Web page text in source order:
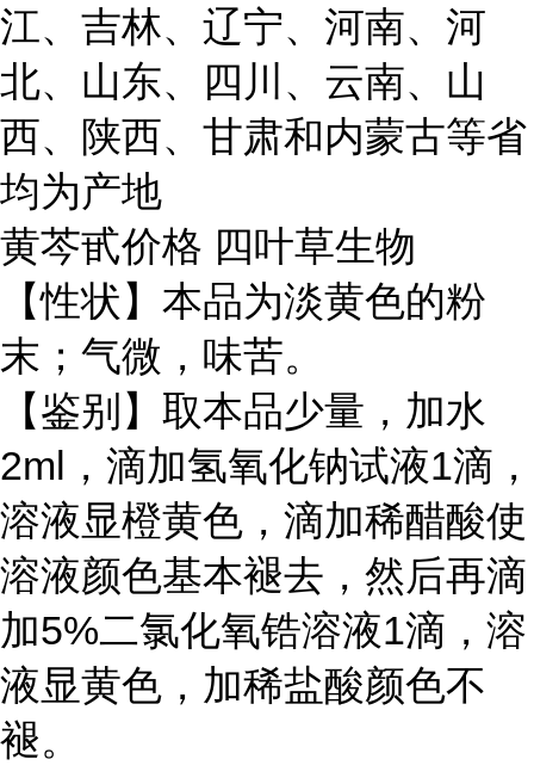
江、吉林、辽宁、河南、河
北、山东、四川、云南、山
西、陕西、甘肃和内蒙古等省
均为产地
黄芩甙价格 四叶草生物
【性状】本品为淡黄色的粉
末；气微，味苦。
【鉴别】取本品少量，加水
2ml，滴加氢氧化钠试液1滴，
溶液显橙黄色，滴加稀醋酸使
溶液颜色基本褪去，然后再滴
加5%二氯化氧锆溶液1滴，溶
液显黄色，加稀盐酸颜色不
褪。